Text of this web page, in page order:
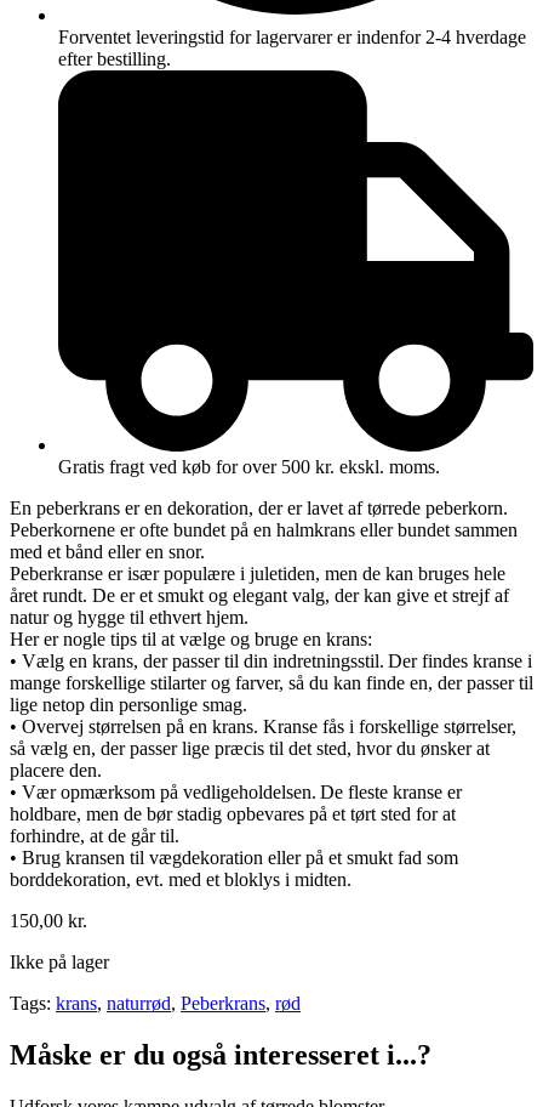
Forventet leveringstid for lagervarer er indenfor 2-4 hverdage
efter bestilling.
Gratis fragt ved køb for over 500 kr. ekskl. moms.
En peberkrans er en dekoration, der er lavet af tørrede peberkorn.
Peberkornene er ofte bundet på en halmkrans eller bundet sammen
med et bånd eller en snor.
Peberkranse er især populære i juletiden, men de kan bruges hele
året rundt. De er et smukt og elegant valg, der kan give et strejf af
natur og hygge til ethvert hjem.
Her er nogle tips til at vælge og bruge en krans:
• Vælg en krans, der passer til din indretningsstil. Der findes kranse i
mange forskellige stilarter og farver, så du kan finde en, der passer til
lige netop din personlige smag.
• Overvej størrelsen på en krans. Kranse fås i forskellige størrelser,
så vælg en, der passer lige præcis til det sted, hvor du ønsker at
placere den.
• Vær opmærksom på vedligeholdelsen. De fleste kranse er
holdbare, men de bør stadig opbevares på et tørt sted for at
forhindre, at de går til.
• Brug kransen til vægdekoration eller på et smukt fad som
borddekoration, evt. med et bloklys i midten.
150,00 kr.
Ikke på lager
Tags: krans, naturrød, Peberkrans, rød
Måske er du også interesseret i...?